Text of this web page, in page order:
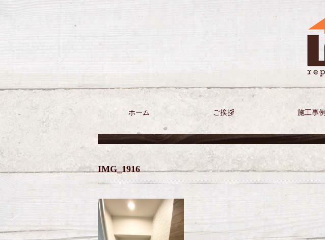
ホーム ご挨拶 施工事例
IMG_1916